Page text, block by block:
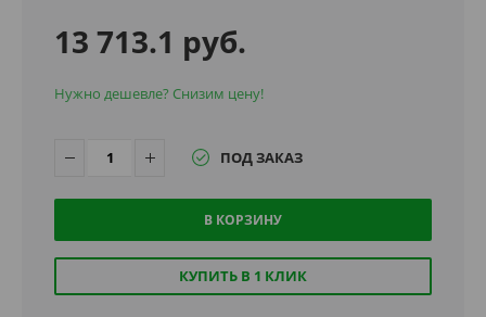
13 713.1 руб.
Нужно дешевле? Снизим цену!
ПОД ЗАКАЗ
В КОРЗИНУ
КУПИТЬ В 1 КЛИК